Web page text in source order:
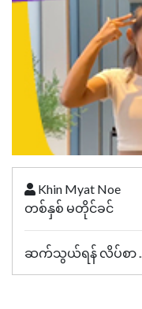
Khin Myat Noe
တစ်နှစ် မတိုင်ခင်
ဆက်သွယ်ရန် လိပ်စာ ....